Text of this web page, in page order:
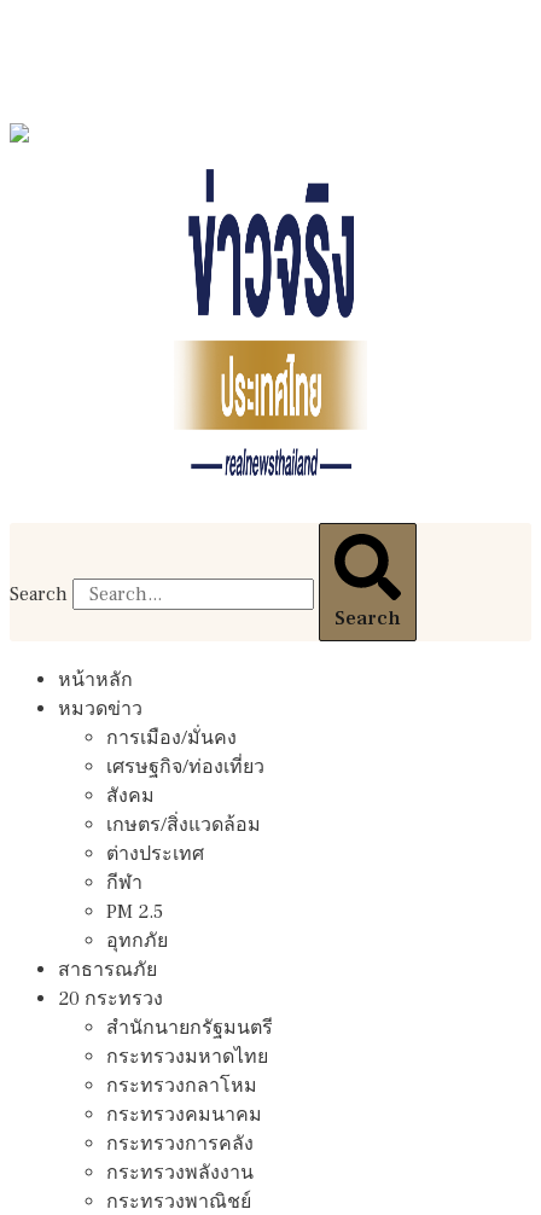
Search
Search
หน้าหลัก
หมวดข่าว
การเมือง/มั่นคง
เศรษฐกิจ/ท่องเที่ยว
สังคม
เกษตร/สิ่งแวดล้อม
ต่างประเทศ
กีฬา
PM 2.5
อุทกภัย
สาธารณภัย
20 กระทรวง
สํานักนายกรัฐมนตรี
กระทรวงมหาดไทย
กระทรวงกลาโหม
กระทรวงคมนาคม
กระทรวงการคลัง
กระทรวงพลังงาน
กระทรวงพาณิชย์